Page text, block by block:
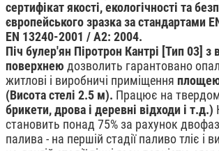
сертифікат якості, екологічності та
європейського зразка за стандартами
EN 13240-2001 / A2: 2004.
Піч булер'ян Піротрон Кантрі [Тип 03] з
поверхнею дозволить гарантовано
житлові і виробничі приміщення
(Висота стелі 2.5 м). Працює на
брикети, дрова і деревні відходи і т.д.)
становить понад 75% за рахунок
палива - на першій стадії паливо тліє і